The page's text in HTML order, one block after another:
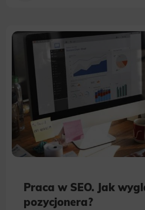
Praca w SEO. Jak
pozycjonera?